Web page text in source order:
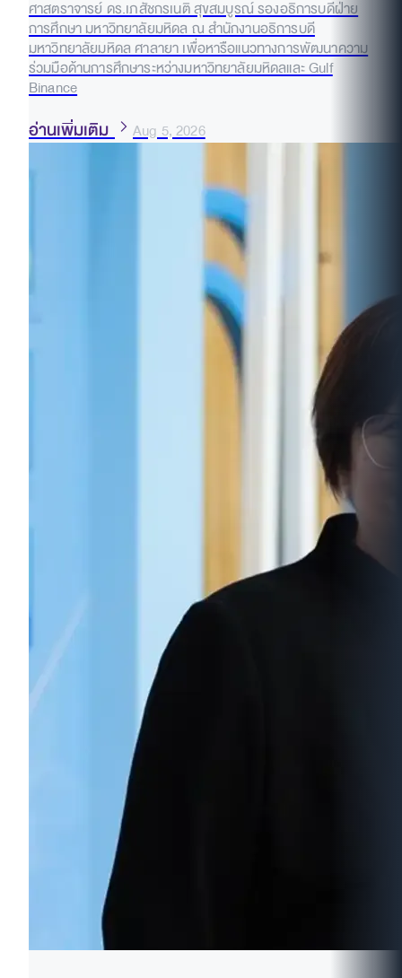
ศาสตราจารย์ ดร.เภสัชกรเนติ สุขสมบูรณ์ รองอธิการบดีฝ่าย
การศึกษา มหาวิทยาลัยมหิดล ณ สำนักงานอธิการบดี
มหาวิทยาลัยมหิดล ศาลายา เพื่อหารือแนวทางการพัฒนาความ
ร่วมมือด้านการศึกษาระหว่างมหาวิทยาลัยมหิดลและ Gulf
Binance
อ่านเพิ่มเติม Aug 5, 2026